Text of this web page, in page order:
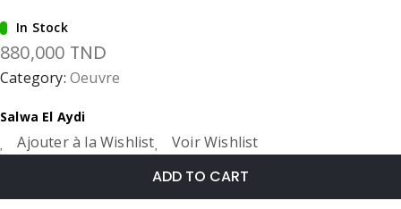
In Stock
880,000 TND
Category: Oeuvre
Salwa El Aydi
ADD TO CART
Ajouter à la Wishlist Voir Wishlist